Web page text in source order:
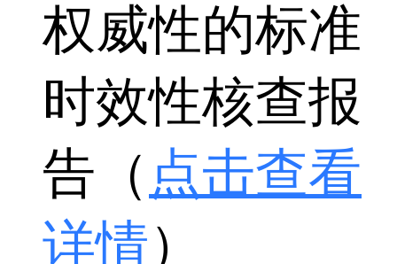
权威性的标准
时效性核查报
告（ 点击查看
详情）